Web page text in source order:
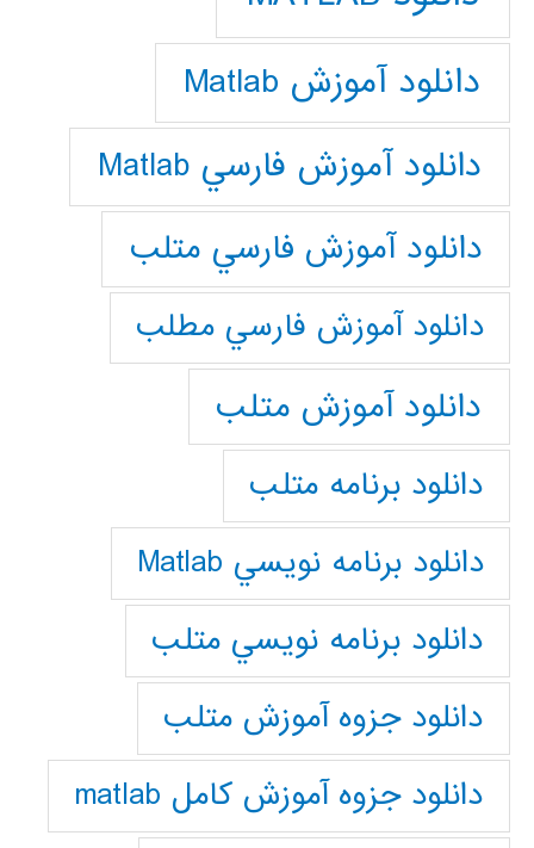
دانلود آموزش Matlab
دانلود آموزش فارسي Matlab
دانلود آموزش فارسي متلب
دانلود آموزش فارسي مطلب
دانلود آموزش متلب
دانلود برنامه متلب
دانلود برنامه نويسي Matlab
دانلود برنامه نويسي متلب
دانلود جزوه آموزش متلب
دانلود جزوه آموزش کامل matlab